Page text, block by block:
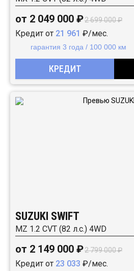
от 2 049 000 ₽2 699 000 ₽
Кредит от 21 961 ₽/мес.
гарантия 3 года / 100 000 км
КРЕДИТ
SUZUKI SWIFT
MZ 1.2 CVT (82 л.с.) 4WD
от 2 149 000 ₽2 799 000 ₽
Кредит от 23 033 ₽/мес.